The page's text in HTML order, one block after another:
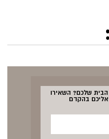
הבית שלכם? השאירו
אליכם בהקדם